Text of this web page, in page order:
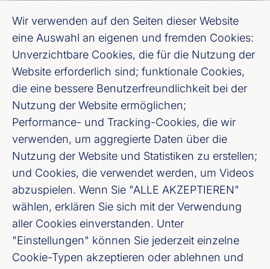
Mitglieder
Hier finden Sie alle Mitgliedsunternehmen
unseres Verbands
Wir verwenden auf den Seiten dieser Website
eine Auswahl an eigenen und fremden Cookies:
Unverzichtbare Cookies, die für die Nutzung der
Website erforderlich sind; funktionale Cookies,
die eine bessere Benutzerfreundlichkeit bei der
Nutzung der Website ermöglichen;
Performance- und Tracking-Cookies, die wir
verwenden, um aggregierte Daten über die
Nutzung der Website und Statistiken zu erstellen;
und Cookies, die verwendet werden, um Videos
abzuspielen. Wenn Sie "ALLE AKZEPTIEREN"
wählen, erklären Sie sich mit der Verwendung
aller Cookies einverstanden. Unter
"Einstellungen" können Sie jederzeit einzelne
Cookie-Typen akzeptieren oder ablehnen und
Bankenverband Baden-Württemberg e. V.